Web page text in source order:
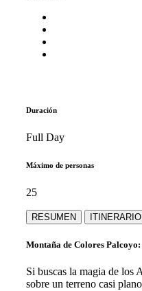
Duración
Full Day
Máximo de personas
25
RESUMEN ITINERARIO
Montaña de Colores
Si buscas la magia de los
sobre un terreno casi